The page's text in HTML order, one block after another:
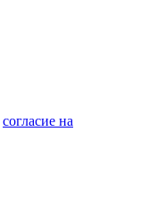
согласие на